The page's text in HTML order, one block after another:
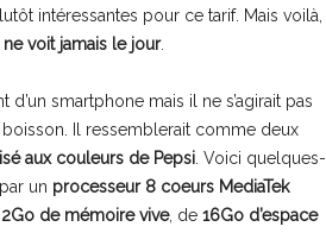
intéressantes pour ce tarif. Mais voilà,
voit jamais le jour.
smartphone mais il ne s’agirait pas
Il ressemblerait comme deux
aux couleurs de Pepsi. Voici quelques-
un processeur 8 coeurs MediaTek
2Go de mémoire vive, de 16Go d’espace